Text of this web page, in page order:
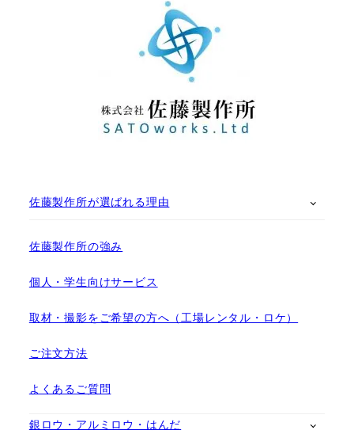
佐藤製作所が選ばれる理由
佐藤製作所の強み
個人・学生向けサービス
取材・撮影をご希望の方へ（工場レンタル・ロケ）
ご注文方法
よくあるご質問
銀ロウ・アルミロウ・はんだ